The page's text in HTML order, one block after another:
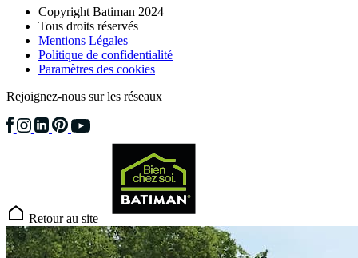
Copyright Batiman 2024
Tous droits réservés
Mentions Légales
Politique de confidentialité
Paramètres des cookies
Rejoignez-nous sur les réseaux
Retour au site